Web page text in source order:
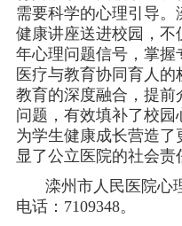
需要科学的心理引导
健康讲座送进校园，
年心理问题信号，掌握
医疗与教育协同育人
教育的深度融合，提
问题，有效填补了校园
为学生健康成长营造
显了公立医院的社会责
滦州市人民医院心
电话：7109348。